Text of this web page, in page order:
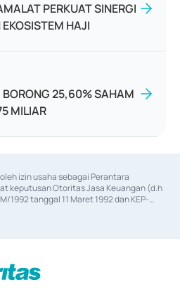
PERKUAT SINERGI
HAJI
25,60% SAHAM
MILIAR
izin usaha sebagai Perantara
keputusan Otoritas Jasa Keuangan (d.h
1992 tanggal 11 Maret 1992 dan KEP-
izin usaha sebagai Penjamin Emisi
Otoritas Jasa Keuangan Nomor KEP-
Jasa Keuangan Nomor S-
2017, dan beberapa izin usaha lainnya